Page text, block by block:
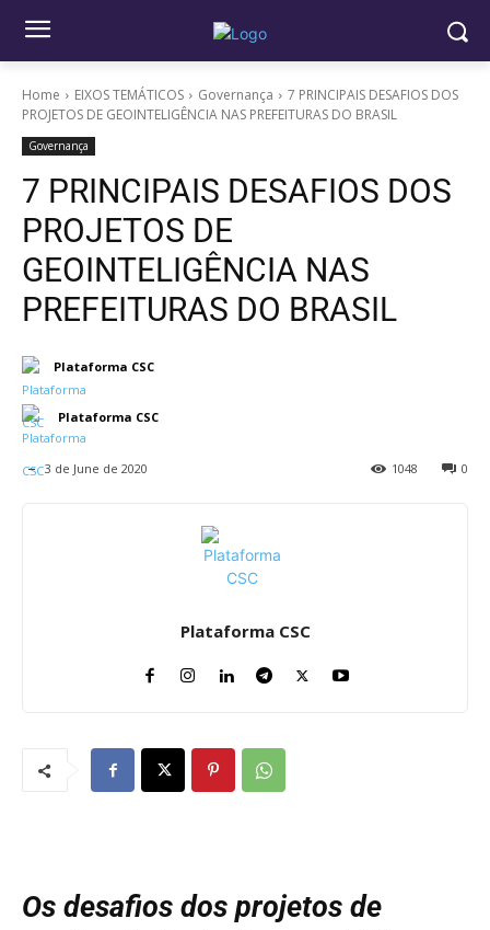
Home EIXOS TEMÁTICOS Governança
7 PRINCIPAIS DESAFIOS DOS
PROJETOS DE GEOINTELIGÊNCIA NAS PREFEITURAS DO BRASIL
Governança
7 PRINCIPAIS DESAFIOS DOS
PROJETOS DE
GEOINTELIGÊNCIA NAS
PREFEITURAS DO BRASIL
Plataforma CSC
Plataforma CSC
3 de June de 2020 0
1048
Plataforma CSC
Os desafios dos projetos de